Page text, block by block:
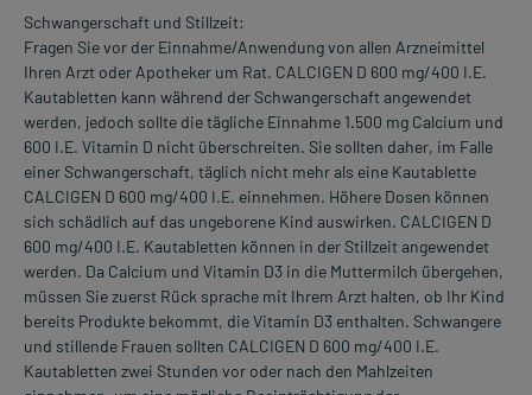
Schwangerschaft und Stillzeit:
Fragen Sie vor der Einnahme/Anwendung von allen Arzneimittel
Ihren Arzt oder Apotheker um Rat. CALCIGEN D 600 mg/400 I.E.
Kautabletten kann während der Schwangerschaft angewendet
werden, jedoch sollte die tägliche Einnahme 1.500 mg Calcium und
600 I.E. Vitamin D nicht überschreiten. Sie sollten daher, im Falle
einer Schwangerschaft, täglich nicht mehr als eine Kautablette
CALCIGEN D 600 mg/400 I.E. einnehmen. Höhere Dosen können
sich schädlich auf das ungeborene Kind auswirken. CALCIGEN D
600 mg/400 I.E. Kautabletten können in der Stillzeit angewendet
werden. Da Calcium und Vitamin D3 in die Muttermilch übergehen,
müssen Sie zuerst Rück sprache mit Ihrem Arzt halten, ob Ihr Kind
bereits Produkte bekommt, die Vitamin D3 enthalten. Schwangere
und stillende Frauen sollten CALCIGEN D 600 mg/400 I.E.
Kautabletten zwei Stunden vor oder nach den Mahlzeiten